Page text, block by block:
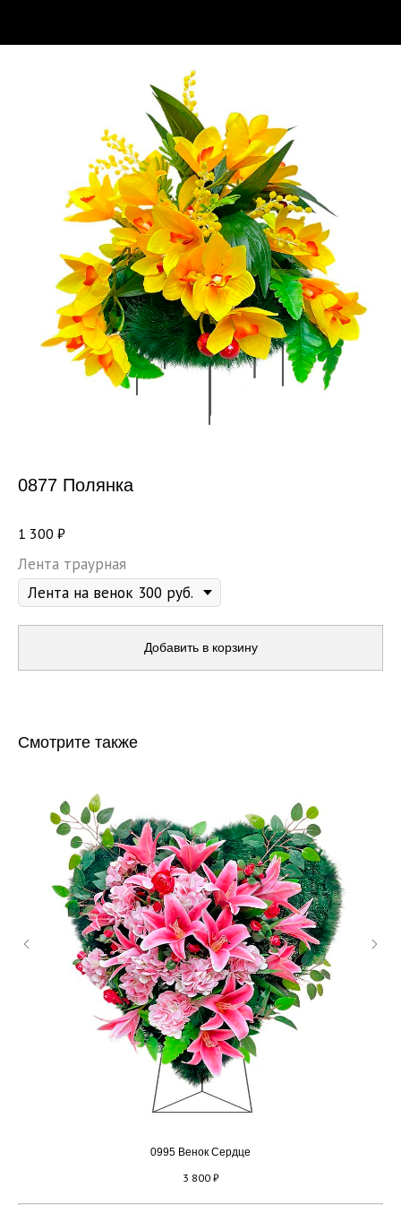
0877 Полянка
1 300 ₽
Лента траурная
Добавить в корзину
Смотрите также
0995 Венок Сердце
3 800 ₽